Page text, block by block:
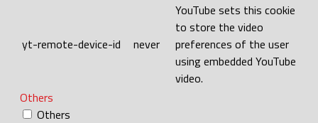
yt-remote-device-id never
YouTube sets this cookie
to store the video
preferences of the user
using embedded YouTube
video.
Others
Others